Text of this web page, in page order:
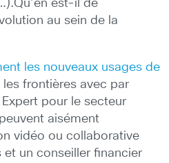
est-il de
au sein de la
les nouveaux usages de
les frontières avec par
pour le secteur
aisément
vidéo ou collaborative
un conseiller financier